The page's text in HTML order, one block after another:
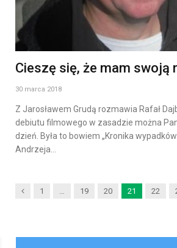
Cieszę się, że mam swoją
30 marca 2018
Z Jarosławem Grudą rozmawia Rafał
debiutu filmowego w zasadzie można
dzień. Była to bowiem „Kronika
Andrzeja…
Previous
1 19 20 21 22